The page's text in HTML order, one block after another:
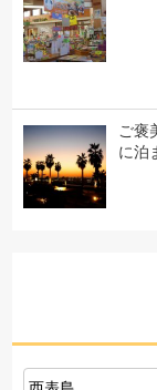
ご褒
に泊